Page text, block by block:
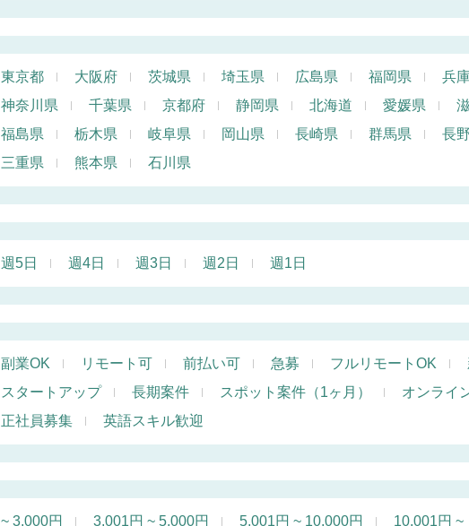
東京都 大阪府 茨城県 埼玉県 広島県 福岡県 兵
神奈川県
千葉県 京都府 静岡県 北海道 愛媛県
福島県
栃木県 岐阜県 岡山県 長崎県 群馬県 長
三重県
熊本県 石川県
週5日 週4日 週3日 週2日 週1日
副業OK リモート可 前払い可 急募 フルリモートOK
スタートアップ
長期案件 スポット案件（1ヶ月） オンライ
正社員募集
英語スキル歓迎
~ 3,000円 3,001円 ~ 5,000円 5,001円 ~ 10,000円 10,001円 ~